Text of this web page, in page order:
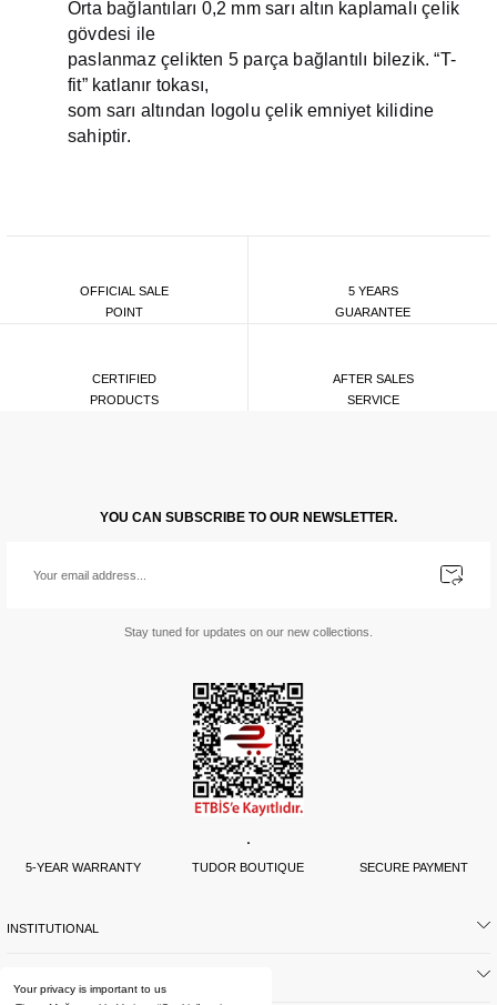
Your privacy is important to us
Orta bağlantıları 0,2 mm sarı altın kaplamalı çelik
gövdesi ile
paslanmaz çelikten 5 parça bağlantılı bilezik. “T-
fit” katlanır tokası,
som sarı altından logolu çelik emniyet kilidine
sahiptir.
OFFICIAL SALE
POINT
5 YEARS
GUARANTEE
CERTIFIED
PRODUCTS
AFTER SALES
SERVICE
YOU CAN SUBSCRIBE TO OUR NEWSLETTER.
Stay tuned for updates on our new collections.
5-YEAR WARRANTY TUDOR BOUTIQUE SECURE PAYMENT
INSTITUTIONAL